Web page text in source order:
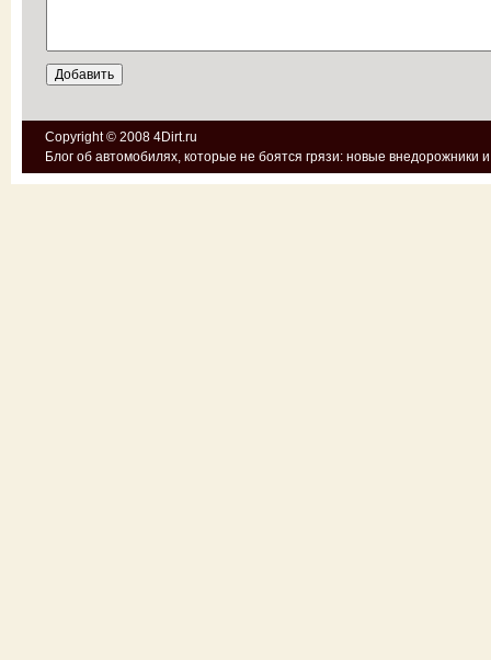
Copyright © 2008 4Dirt.ru
Блог об автомобилях, которые не боятся грязи: новые внедорожники